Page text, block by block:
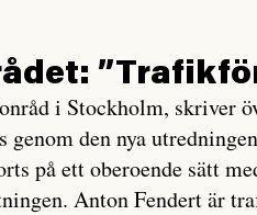
i Stockholm, skriver
genom den nya
på ett oberoende sätt
Anton Fendert är